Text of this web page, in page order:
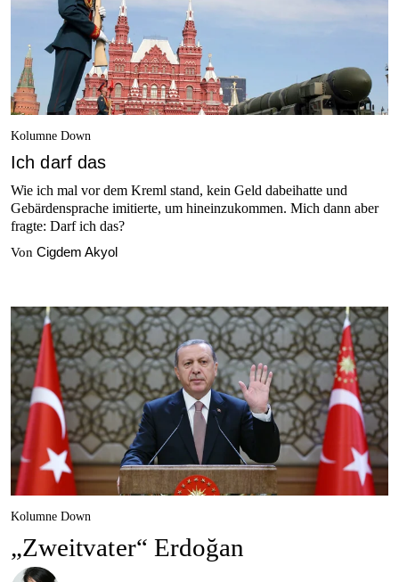
Kolumne Down
Ich darf das
Wie ich mal vor dem Kreml stand, kein Geld dabeihatte und
Gebärdensprache imitierte, um hineinzukommen. Mich dann aber
fragte: Darf ich das?
Von Cigdem Akyol
Kolumne Down
„Zweitvater“ Erdoğan